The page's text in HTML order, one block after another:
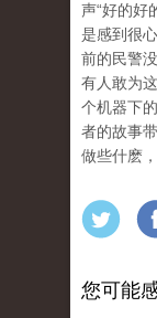
声“好的好
是感到很
前的民警
有人敢为
个机器下
者的故事
做些什麽
您可能